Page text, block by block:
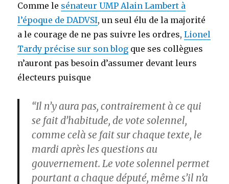
Comme le sénateur UMP Alain Lambert à
l’époque de DADVSI, un seul élu de la majorité
a le courage de ne pas suivre les ordres,Lionel
Tardy précise sur son blog que ses collègues
n’auront pas besoin d’assumer devant leurs
électeurs puisque
“Il n’y aura pas, contrairement à ce qui
se fait d’habitude, de vote solennel,
comme celà se fait sur chaque texte, le
mardi après les questions au
gouvernement. Le vote solennel permet
pourtant a chaque député, même s’il n’a